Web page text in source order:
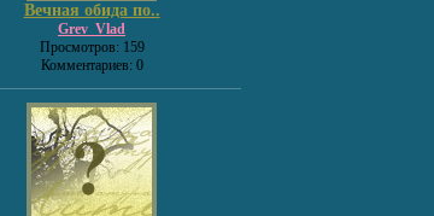
Вечная обида по..
Grev_Vlad
Просмотров: 159
Комментариев: 0